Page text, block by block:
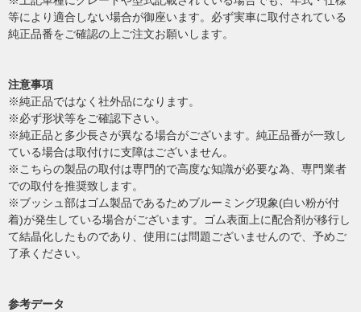
等により適合しない場合が御座います。必ず実車に取付されている
純正品番をご確認の上ご注文お願いします。
注意事項
※純正品ではなく社外品になります。
※必ず形状等をご確認下さい。
※純正品と多少長さが異なる場合がございます。純正品番が一致し
ている場合は取付けに支障はございません。
※こちらの製品の取付は専門的で高度な知識が必要な為、専門業者
での取付を推奨致します。
※ブッシュ部はゴム製品であるためブルーミング現象(白い粉が付
着)が発生している場合がございます。ゴム表面上に配合剤が移行し
て結晶化したものであり、使用には問題ございませんので、予めご
了承ください。
参考データ